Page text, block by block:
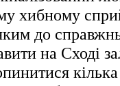
хибному
до
на Сході